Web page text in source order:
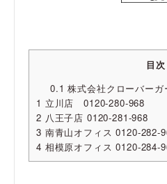
目次
0.1 株式会社クローバーガ
1 立川店 0120-280-968
2 八王子店 0120-281-968
3 南青山オフィス 0120-282-
4 相模原オフィス 0120-284-